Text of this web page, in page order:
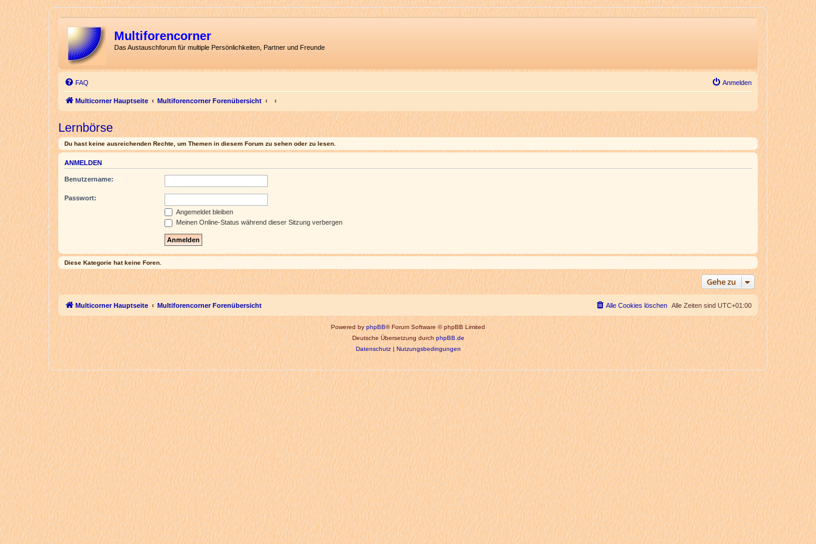
Multiforencorner
Das Austauschforum für multiple Persönlichkeiten, Partner und Freunde
FAQ Anmelden
Multicorner Hauptseite Multiforencorner Forenübersicht
Lernbörse
Du hast keine ausreichenden Rechte, um Themen in diesem Forum zu sehen oder zu lesen.
ANMELDEN
Benutzername:
Passwort:
Angemeldet bleiben
Meinen Online-Status während dieser Sitzung verbergen
Diese Kategorie hat keine Foren.
Gehe zu
Multicorner Hauptseite Multiforencorner Forenübersicht Alle Zeiten sind UTC+01:00
Alle Cookies löschen
Powered byphpBB® Forum Software © phpBB Limited
Deutsche Übersetzung durchphpBB.de
Datenschutz|Nutzungsbedingungen